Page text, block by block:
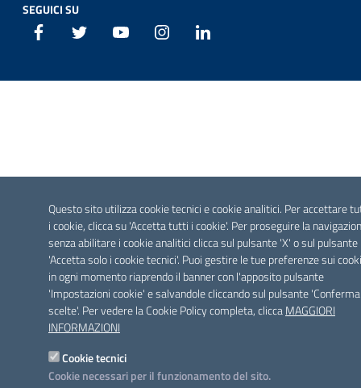
Questo sito utilizza cookie tecnici e cookie analitici. Per accettare
i cookie, clicca su 'Accetta tutti i cookie'. Per proseguire la
senza abilitare i cookie analitici clicca sul pulsante 'X' o sul pulsante
'Accetta solo i cookie tecnici'. Puoi gestire le tue preferenze sui
in ogni momento riaprendo il banner con l'apposito pulsante
'Impostazioni cookie' e salvandole cliccando sul pulsante
scelte'. Per vedere la Cookie Policy completa, cliccaMAGGIORI
INFORMAZIONI
Cookie tecnici
Cookie necessari per il funzionamento del sito.
SEGUICI SU
Facebook Twitter Youtube Instagram